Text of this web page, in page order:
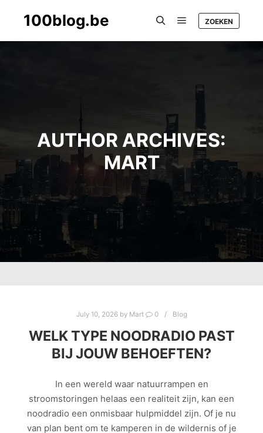
100blog.be ZOEKEN
AUTHOR ARCHIVES:
MART
July 10, 2026by Mart 0 Blog
WELK TYPE NOODRADIO PAST
BIJ JOUW BEHOEFTEN?
In een wereld waar natuurrampen en
stroomstoringen helaas een realiteit zijn, kan een
noodradio een onmisbaar hulpmiddel zijn. Of je nu
van plan bent om te kamperen in de wildernis of je